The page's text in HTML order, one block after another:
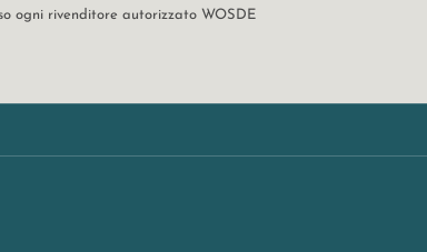
ogni rivenditore autorizzato WOSDE